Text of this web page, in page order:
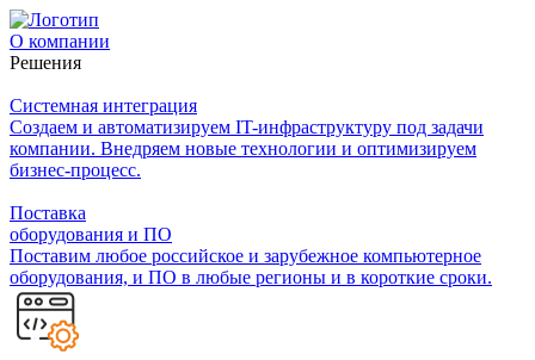
О компании
Решения
Системная интеграция
Создаем и автоматизируем IT-инфраструктуру под задачи
компании. Внедряем новые технологии и оптимизируем
бизнес-процесс.
Поставка
оборудования и ПО
Поставим любое российское и зарубежное компьютерное
оборудования, и ПО в любые регионы и в короткие сроки.